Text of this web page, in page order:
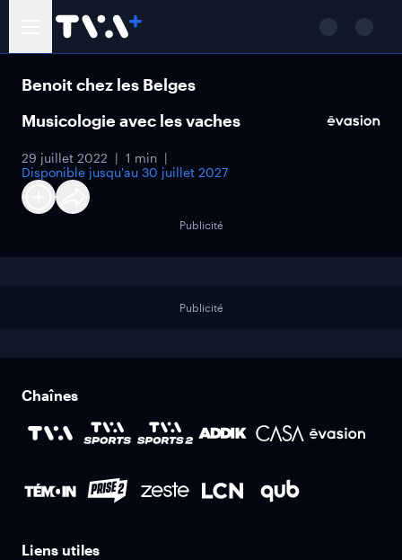
Benoit chez les Belges
Musicologie avec les vaches
29 juillet 2022
1 min
Disponible jusqu'au 30 juillet 2027
Publicité
Publicité
Chaînes
Liens utiles